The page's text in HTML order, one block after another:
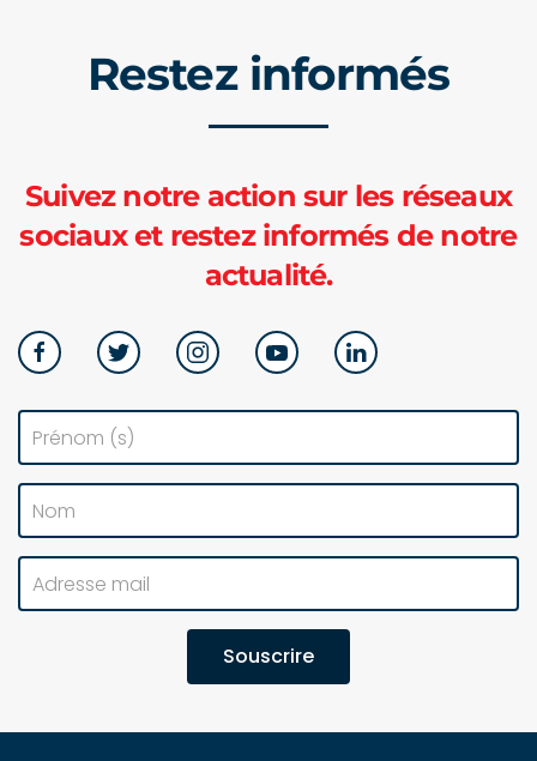
Restez informés
Suivez notre action sur les réseaux
sociaux et restez informés de notre
actualité.
Souscrire